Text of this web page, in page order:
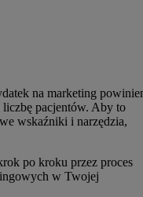
na marketing
pacjentów. Aby to
wskaźniki i narzędzia,
po kroku przez proces
w Twojej